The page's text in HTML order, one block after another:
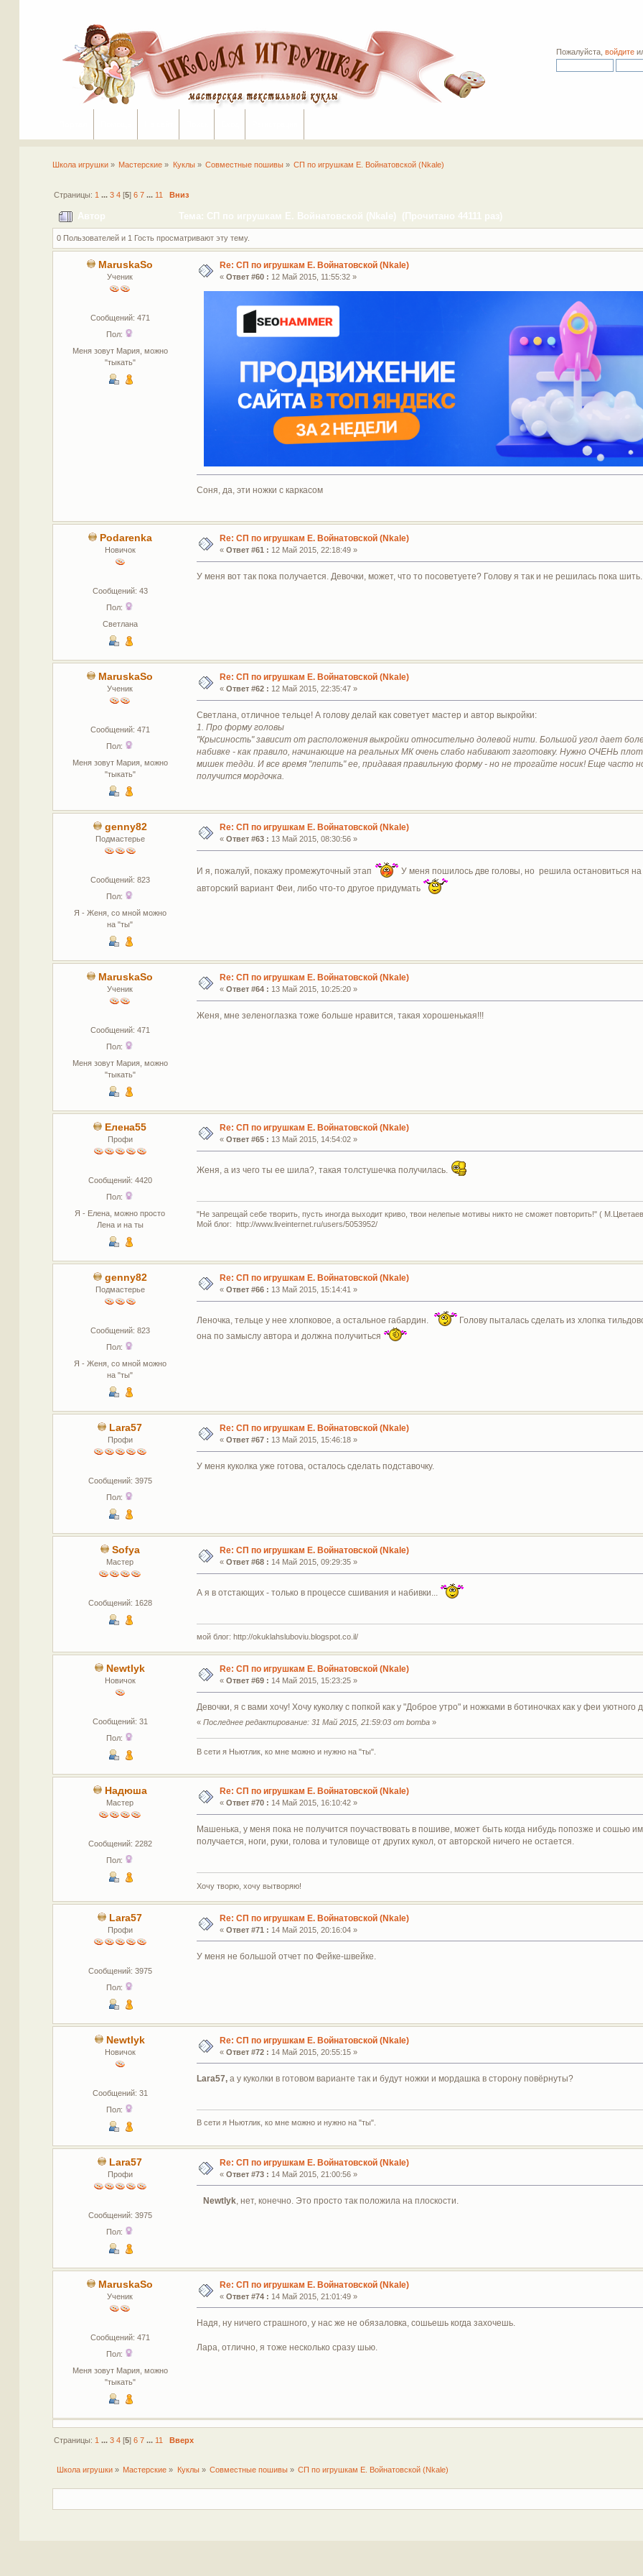
Пожалуйста,войдите
Школа игрушки » Мастерские » Куклы» Совместные пошивы » СП по игрушкам Е. Войнатовской (Nkale)
Страницы: 1 ...3 4 [5]6 7 ... 11 Вниз
Автор Тема: СП по игрушкам Е. Войнатовской (Nkale) (Прочитано 44111 раз)
0 Пользователей и 1 Гость просматривают эту тему.
MaruskaSo
Ученик
Сообщений: 471
Пол:
Меня зовут Мария, можно
"тыкать"
Re: СП по игрушкам Е. Войнатовской (Nkale)
« Ответ #60 : 12 Май 2015, 11:55:32 »
Соня, да, эти ножки с каркасом
Podarenka
Новичок
Сообщений: 43
Пол:
Светлана
Re: СП по игрушкам Е. Войнатовской (Nkale)
« Ответ #61 : 12 Май 2015, 22:18:49 »
У меня вот так пока получается. Девочки, может, что то посоветуете? Голову я так и не решилась пока
MaruskaSo
Ученик
Сообщений: 471
Пол:
Меня зовут Мария, можно
"тыкать"
Re: СП по игрушкам Е. Войнатовской (Nkale)
« Ответ #62 : 12 Май 2015, 22:35:47 »
Светлана, отличное тельце! А голову делай как советует мастер и автор выкройки:
1. Про форму головы
"Крысиность" зависит от расположения выкройки относительно долевой нити. Большой угол дает
набивке - как правило, начинающие на реальных МК очень слабо набивают заготовку. Нужно ОЧЕНЬ
мишек тедди. И все время "лепить" ее, придавая правильную форму - но не трогайте носик! Еще часто
получится мордочка.
genny82
Подмастерье
Сообщений: 823
Пол:
Я - Женя, со мной можно
на "ты"
Re: СП по игрушкам Е. Войнатовской (Nkale)
« Ответ #63 : 13 Май 2015, 08:30:56 »
И я, пожалуй, покажу промежуточный этап У меня пошилось две головы, но решила остановиться на
авторский вариант Феи, либо что-то другое придумать
MaruskaSo
Ученик
Сообщений: 471
Пол:
Меня зовут Мария, можно
"тыкать"
Re: СП по игрушкам Е. Войнатовской (Nkale)
« Ответ #64 : 13 Май 2015, 10:25:20 »
Женя, мне зеленоглазка тоже больше нравится, такая хорошенькая!!!
Елена55
Профи
Сообщений: 4420
Пол:
Я - Елена, можно просто
Лена и на ты
Re: СП по игрушкам Е. Войнатовской (Nkale)
« Ответ #65 : 13 Май 2015, 14:54:02 »
Женя, а из чего ты ее шила?, такая толстушечка получилась.
"Не запрещай себе творить, пусть иногда выходит криво, твои нелепые мотивы никто не сможет повторить!" (
Мой блог: http://www.liveinternet.ru/users/5053952/
genny82
Подмастерье
Сообщений: 823
Пол:
Я - Женя, со мной можно
на "ты"
Re: СП по игрушкам Е. Войнатовской (Nkale)
« Ответ #66 : 13 Май 2015, 15:14:41 »
Леночка, тельце у нее хлопковое, а остальное габардин. Голову пыталась сделать из хлопка
она по замыслу автора и должна получиться
Lara57
Профи
Сообщений: 3975
Пол:
Re: СП по игрушкам Е. Войнатовской (Nkale)
« Ответ #67 : 13 Май 2015, 15:46:18 »
У меня куколка уже готова, осталось сделать подставочку.
Sofya
Мастер
Сообщений: 1628
Re: СП по игрушкам Е. Войнатовской (Nkale)
« Ответ #68 : 14 Май 2015, 09:29:35 »
А я в отстающих - только в процессе сшивания и набивки...
мой блог: http://okuklahsluboviu.blogspot.co.il/
Newtlyk
Новичок
Сообщений: 31
Пол:
Re: СП по игрушкам Е. Войнатовской (Nkale)
« Ответ #69 : 14 Май 2015, 15:23:25 »
Девочки, я с вами хочу! Хочу куколку с попкой как у "Доброе утро" и ножками в ботиночках как у феи
« Последнее редактирование: 31 Май 2015, 21:59:03 от bomba»
В сети я Ньютлик, ко мне можно и нужно на "ты".
Надюша
Мастер
Сообщений: 2282
Пол:
Re: СП по игрушкам Е. Войнатовской (Nkale)
« Ответ #70 : 14 Май 2015, 16:10:42 »
Машенька, у меня пока не получится поучаствовать в пошиве, может быть когда нибудь попозже и сошью
получается, ноги, руки, голова и туловище от других кукол, от авторской ничего не остается.
Хочу творю, хочу вытворяю!
Lara57
Профи
Сообщений: 3975
Пол:
Re: СП по игрушкам Е. Войнатовской (Nkale)
« Ответ #71 : 14 Май 2015, 20:16:04 »
У меня не большой отчет по Фейке-швейке.
Newtlyk
Новичок
Сообщений: 31
Пол:
Re: СП по игрушкам Е. Войнатовской (Nkale)
« Ответ #72 : 14 Май 2015, 20:55:15 »
Lara57,а у куколки в готовом варианте так и будут ножки и мордашка в сторону повёрнуты?
В сети я Ньютлик, ко мне можно и нужно на "ты".
Lara57
Профи
Сообщений: 3975
Пол:
Re: СП по игрушкам Е. Войнатовской (Nkale)
« Ответ #73 : 14 Май 2015, 21:00:56 »
Newtlyk, нет, конечно. Это просто так положила на плоскости.
MaruskaSo
Ученик
Сообщений: 471
Пол:
Меня зовут Мария, можно
"тыкать"
Re: СП по игрушкам Е. Войнатовской (Nkale)
« Ответ #74 : 14 Май 2015, 21:01:49 »
Надя, ну ничего страшного, у нас же не обязаловка, сошьешь когда захочешь.
Лара, отлично, я тоже несколько сразу шью.
Страницы: 1 ...3 4 [5]6 7 ... 11 Вверх
Школа игрушки » Мастерские » Куклы» Совместные пошивы » СП по игрушкам Е. Войнатовской (Nkale)